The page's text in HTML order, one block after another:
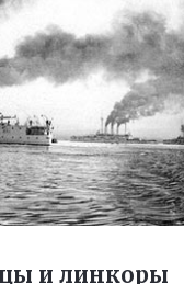
и линкоры